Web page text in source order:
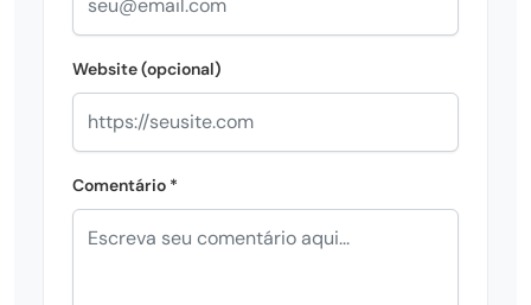
Website (opcional)
Comentário *